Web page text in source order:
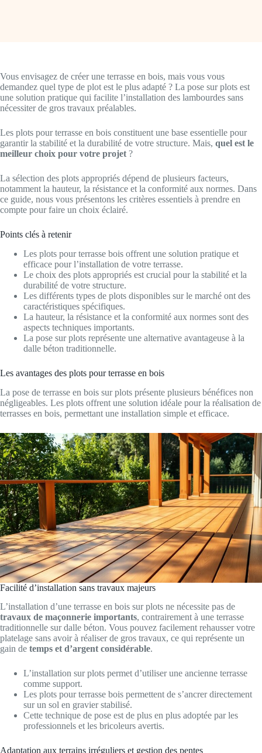
Vous envisagez de créer une terrasse en bois, mais vous vous
demandez quel type de plot est le plus adapté ? La pose sur plots est
une solution pratique qui facilite l’installation des lambourdes sans
nécessiter de gros travaux préalables.
Les plots pour terrasse en bois constituent une base essentielle pour
garantir la stabilité et la durabilité de votre structure. Mais, quel est le
meilleur choix pour votre projet ?
La sélection des plots appropriés dépend de plusieurs facteurs,
notamment la hauteur, la résistance et la conformité aux normes. Dans
ce guide, nous vous présentons les critères essentiels à prendre en
compte pour faire un choix éclairé.
Points clés à retenir
Les plots pour terrasse bois offrent une solution pratique et
efficace pour l’installation de votre terrasse.
Le choix des plots appropriés est crucial pour la stabilité et la
durabilité de votre structure.
Les différents types de plots disponibles sur le marché ont des
caractéristiques spécifiques.
La hauteur, la résistance et la conformité aux normes sont des
aspects techniques importants.
La pose sur plots représente une alternative avantageuse à la
dalle béton traditionnelle.
Les avantages des plots pour terrasse en bois
La pose de terrasse en bois sur plots présente plusieurs bénéfices non
négligeables. Les plots offrent une solution idéale pour la réalisation de
terrasses en bois, permettant une installation simple et efficace.
Facilité d’installation sans travaux majeurs
L’installation d’une terrasse en bois sur plots ne nécessite pas de
travaux de maçonnerie importants, contrairement à une terrasse
traditionnelle sur dalle béton. Vous pouvez facilement rehausser votre
platelage sans avoir à réaliser de gros travaux, ce qui représente un
gain de temps et d’argent considérable.
L’installation sur plots permet d’utiliser une ancienne terrasse
comme support.
Les plots pour terrasse bois permettent de s’ancrer directement
sur un sol en gravier stabilisé.
Cette technique de pose est de plus en plus adoptée par les
professionnels et les bricoleurs avertis.
Adaptation aux terrains irréguliers et gestion des pentes